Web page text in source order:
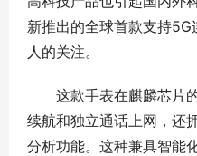
新推出的全球首款支持
人的关注。
这款手表在麒麟芯片的
续航和独立通话上网，还
分析功能。这种兼具智能